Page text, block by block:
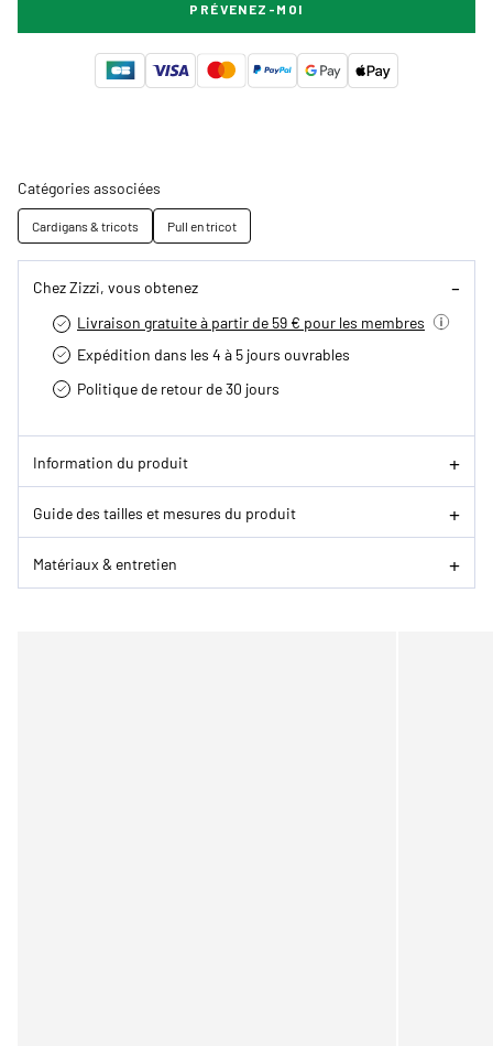
PRÉVENEZ-MOI
Catégories associées
Cardigans & tricots Pull en tricot
Chez Zizzi, vous obtenez
Livraison gratuite à partir de 59 € pour les membres
Expédition dans les 4 à 5 jours ouvrables
Politique de retour de 30 jours
Information du produit
Guide des tailles et mesures du produit
Matériaux & entretien